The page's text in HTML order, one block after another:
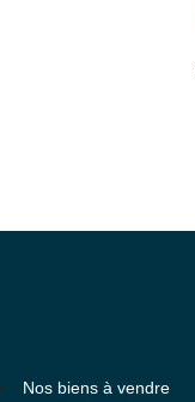
Nos biens à vendre